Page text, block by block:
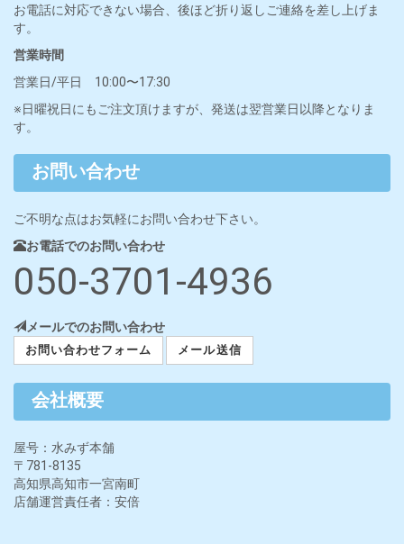
お電話に対応できない場合、後ほど折り返しご連絡を差し上げま
す。
営業時間
営業日/平日 10:00〜17:30
※日曜祝日にもご注文頂けますが、発送は翌営業日以降となりま
す。
お問い合わせ
ご不明な点はお気軽にお問い合わせ下さい。
お電話でのお問い合わせ
050-3701-4936
メールでのお問い合わせ
お問い合わせフォーム メール送信
会社概要
屋号：水みず本舗
〒781-8135
高知県高知市一宮南町
店舗運営責任者：安倍